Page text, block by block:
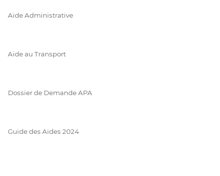
Aide Administrative
Aide au Transport
Dossier de Demande APA
Guide des Aides 2024